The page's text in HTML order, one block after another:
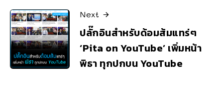
Next
ปลั๊กอินสำหรับด้อมส้มแทร่ๆ
‘Pita on YouTube’ เพิ่มหน้า
พิธา ทุกปกบน YouTube